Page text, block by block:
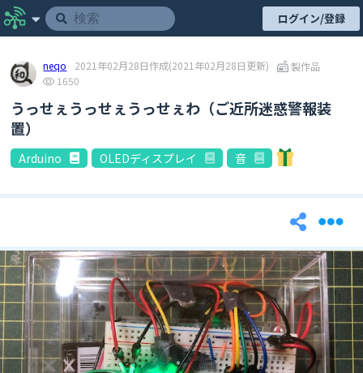
ログイン/登録
neqo 2021年02月28日作成(2021年02月28日更新)
製作品
1650
うっせぇうっせぇうっせぇわ（ご近所迷惑警報装
置）
Arduino OLEDディスプレイ 音